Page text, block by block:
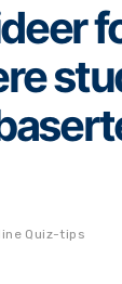
Quiz-tips